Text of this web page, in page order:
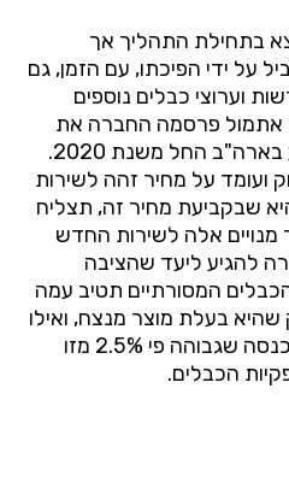
בתחילת התהליך אך
על ידי הפיכתו, עם הזמן, גם
וערוצי כבלים נוספים
אתמול פרסמה החברה את
מחיר השירות החדש שיוצע בארה"ב החל משנת 2020.
ועומד על מחיר זהה לשירות
שבקביעת מחיר זה, תצליח
אלה לשירות החדש
להגיע ליעד שהציבה
המסורתיים תטיב עמה
שהיא בעלת מוצר מנצח, ואילו
מבחינת המחיר, מדובר בהכנסה שגבוהה פי 2.5% מזו
הכבלים.